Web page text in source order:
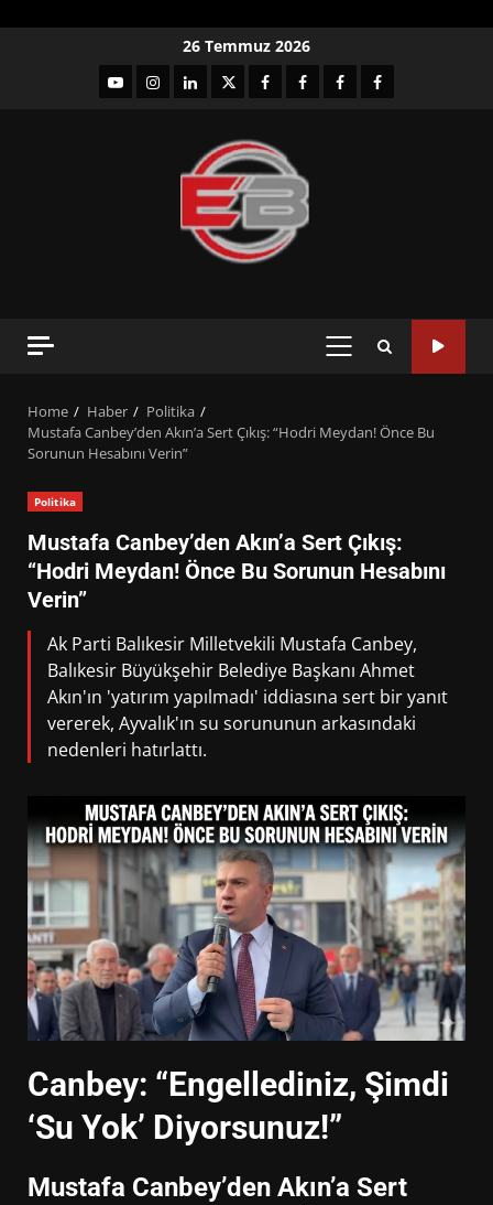
26 Temmuz 2026
YouTubeInstagram
LinkedIntwitterfacebook-Facebook-
Facebook-Facebook-
PRIMARY
Home Haber
Politika
Mustafa Canbey’den Akın’a Sert Çıkış: “Hodri Meydan! Önce Bu
Sorunun Hesabını Verin”
Politika
Mustafa Canbey’den Akın’a Sert Çıkış:
“Hodri Meydan! Önce Bu Sorunun Hesabını
Verin”
Ak Parti Balıkesir Milletvekili Mustafa Canbey,
Balıkesir Büyükşehir Belediye Başkanı Ahmet
Akın'ın 'yatırım yapılmadı' iddiasına sert bir yanıt
vererek, Ayvalık'ın su sorununun arkasındaki
nedenleri hatırlattı.
Canbey: “Engellediniz, Şimdi
‘Su Yok’ Diyorsunuz!”
Mustafa Canbey’den Akın’a Sert